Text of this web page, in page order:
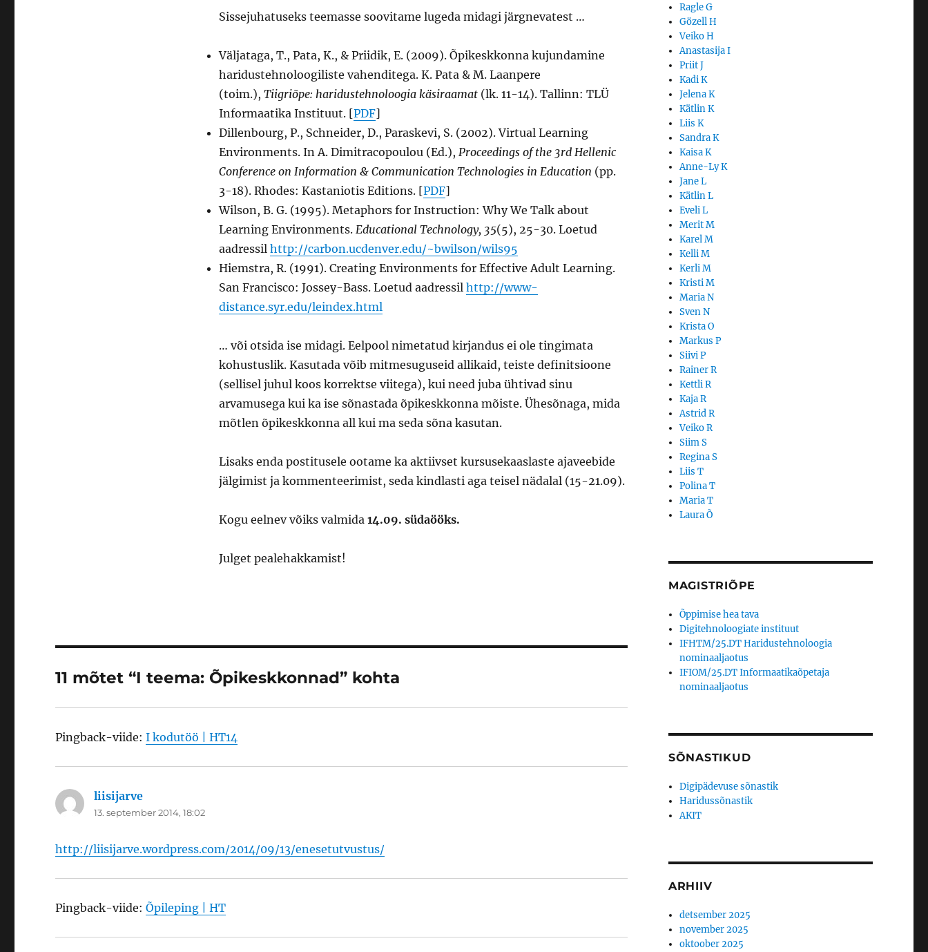
Sissejuhatuseks teemasse soovitame lugeda midagi järgnevatest …
Väljataga, T., Pata, K., & Priidik, E. (2009). Õpikeskkonna kujundamine
haridustehnoloogiliste vahenditega. K. Pata & M. Laanpere
(toim.), Tiigriõpe: haridustehnoloogia käsiraamat(lk. 11-14). Tallinn: TLÜ
Informaatika Instituut. [PDF]
Dillenbourg, P., Schneider, D., Paraskevi, S. (2002). Virtual Learning
Environments. In A. Dimitracopoulou (Ed.), Proceedings of the 3rd Hellenic
Conference on Information & Communication Technologies in Education (pp.
3-18). Rhodes: Kastaniotis Editions. [PDF]
Wilson, B. G. (1995). Metaphors for Instruction: Why We Talk about
Learning Environments. Educational Technology, 35(5), 25-30. Loetud
aadressil http://carbon.ucdenver.edu/~bwilson/wils95
Hiemstra, R. (1991). Creating Environments for Effective Adult Learning.
San Francisco: Jossey-Bass. Loetud aadressil http://www-
distance.syr.edu/leindex.html
… või otsida ise midagi. Eelpool nimetatud kirjandus ei ole tingimata
kohustuslik. Kasutada võib mitmesuguseid allikaid, teiste definitsioone
(sellisel juhul koos korrektse viitega), kui need juba ühtivad sinu
arvamusega kui ka ise sõnastada õpikeskkonna mõiste. Ühesõnaga, mida
mõtlen õpikeskkonna all kui ma seda sõna kasutan.
Lisaks enda postitusele ootame ka aktiivset kursusekaaslaste ajaveebide
jälgimist ja kommenteerimist, seda kindlasti aga teisel nädalal (15-21.09).
Kogu eelnev võiks valmida14.09. südaööks.
Julget pealehakkamist!
11 mõtet “I teema: Õpikeskkonnad” kohta
Pingback-viide:I kodutöö | HT14
liisijarve
13. september 2014, 18:02
http://liisijarve.wordpress.com/2014/09/13/enesetutvustus/
Pingback-viide:Õpileping | HT
Ragle G
Gözell H
Veiko H
Anastasija I
Priit J
Kadi K
Jelena K
Kätlin K
Liis K
Sandra K
Kaisa K
Anne-Ly K
Jane L
Kätlin L
Eveli L
Merit M
Karel M
Kelli M
Kerli M
Kristi M
Maria N
Sven N
Krista O
Markus P
Siivi P
Rainer R
Kettli R
Kaja R
Astrid R
Veiko R
Siim S
Regina S
Liis T
Polina T
Maria T
Laura Õ
MAGISTRIÕPE
Õppimise hea tava
Digitehnoloogiate instituut
IFHTM/25.DT Haridustehnoloogia
nominaaljaotus
IFIOM/25.DT Informaatikaõpetaja
nominaaljaotus
SÕNASTIKUD
Digipädevuse sõnastik
Haridussõnastik
AKIT
ARHIIV
detsember 2025
november 2025
oktoober 2025